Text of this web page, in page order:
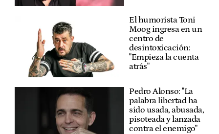
El humorista Toni
Moog ingresa en un
centro de
desintoxicación:
"Empieza la cuenta
atrás"
Pedro Alonso: "La
palabra libertad ha
sido usada, abusada,
pisoteada y lanzada
contra el enemigo"